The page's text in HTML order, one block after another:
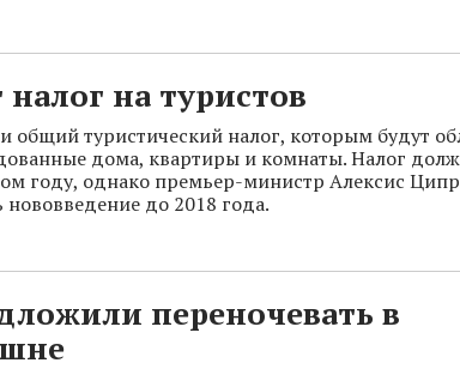
налог на туристов
общий туристический налог, которым будут
дома, квартиры и комнаты. Налог
году, однако премьер-министр Алексис
до 2018 года.
переночевать в